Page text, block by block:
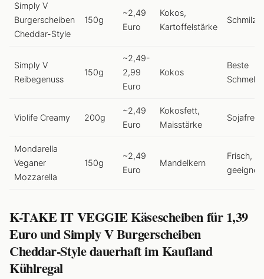
Simply V
Burgerscheiben
Cheddar-Style
150g
~2,49
Euro
Kokos,
Kartoffelstärke
Schmilzt
Simply V
Reibegenuss
150g
~2,49-
2,99
Euro
Kokos
Beste
Violife Creamy 200g
~2,49
Euro
Kokosfett,
Maisstärke
Sojafrei,
Mondarella
Veganer
Mozzarella
150g
~2,49
Euro
Mandelkern
Frisch,
geeignet
K-TAKE IT VEGGIE Käsescheiben für 1,39
Euro und Simply V Burgerscheiben
Cheddar-Style dauerhaft im Kaufland
Kühlregal